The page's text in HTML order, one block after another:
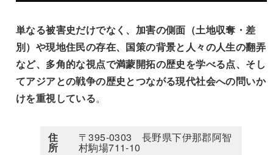
単なる被害史だけでなく、加害の側面（土地収奪・差
別）や現地住民の存在、国策の背景と人々の人生の翻弄
など、多角的な視点で満蒙開拓の歴史を学べる点、そし
てアジアとの戦争の歴史とつながる現代社会への問いか
けを重視している。
住
所
〒395-0303 長野県下伊那郡阿智
村駒場711-10